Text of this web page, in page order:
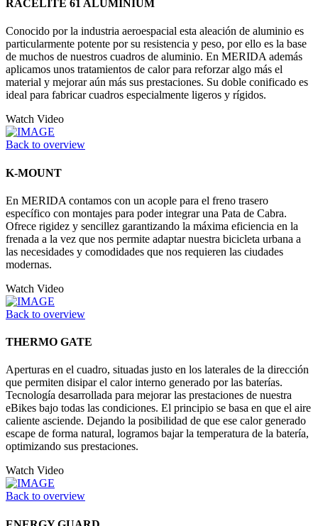
RACELITE 61 ALUMINIUM
Conocido por la industria aeroespacial esta aleación de aluminio es
particularmente potente por su resistencia y peso, por ello es la base
de muchos de nuestros cuadros de aluminio. En MERIDA además
aplicamos unos tratamientos de calor para reforzar algo más el
material y mejorar aún más sus prestaciones. Su doble conificado es
ideal para fabricar cuadros especialmente ligeros y rígidos.
Watch Video
Back to overview
K-MOUNT
En MERIDA contamos con un acople para el freno trasero
específico con montajes para poder integrar una Pata de Cabra.
Ofrece rigidez y sencillez garantizando la máxima eficiencia en la
frenada a la vez que nos permite adaptar nuestra bicicleta urbana a
las necesidades y comodidades que nos requieren las ciudades
modernas.
Watch Video
Back to overview
THERMO GATE
Aperturas en el cuadro, situadas justo en los laterales de la dirección
que permiten disipar el calor interno generado por las baterías.
Tecnología desarrollada para mejorar las prestaciones de nuestra
eBikes bajo todas las condiciones. El principio se basa en que el aire
caliente asciende. Dejando la posibilidad de que ese calor generado
escape de forma natural, logramos bajar la temperatura de la batería,
optimizando sus prestaciones.
Watch Video
Back to overview